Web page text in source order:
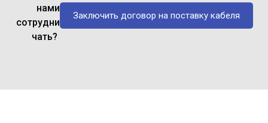
Заключить договор на поставку кабеля
нами
сотрудни
чать?